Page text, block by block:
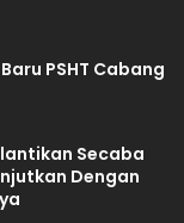
PSHT Cabang
Secaba
Dengan